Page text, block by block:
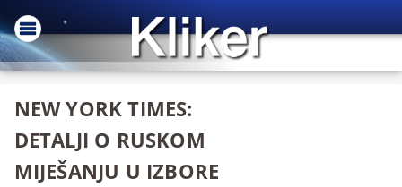
NEW YORK TIMES:
DETALJI O RUSKOM
MIJEŠANJU U IZBORE